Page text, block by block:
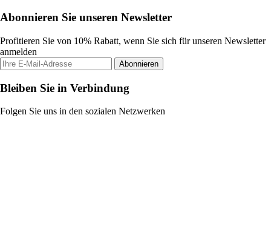
Abonnieren Sie unseren Newsletter
Profitieren Sie von 10% Rabatt, wenn Sie sich für unseren Newsletter
anmelden
Abonnieren
Bleiben Sie in Verbindung
Folgen Sie uns in den sozialen Netzwerken